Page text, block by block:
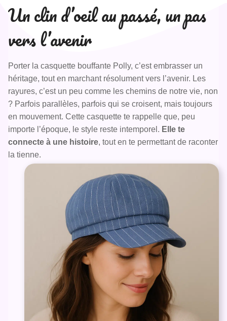
Un clin d’oeil au passé, un pas
vers l’avenir
Porter la casquette bouffante Polly, c’est embrasser un
héritage, tout en marchant résolument vers l’avenir. Les
rayures, c’est un peu comme les chemins de notre vie, non
? Parfois parallèles, parfois qui se croisent, mais toujours
en mouvement. Cette casquette te rappelle que, peu
importe l’époque, le style reste intemporel. Elle te
connecte à une histoire, tout en te permettant de raconter
la tienne.